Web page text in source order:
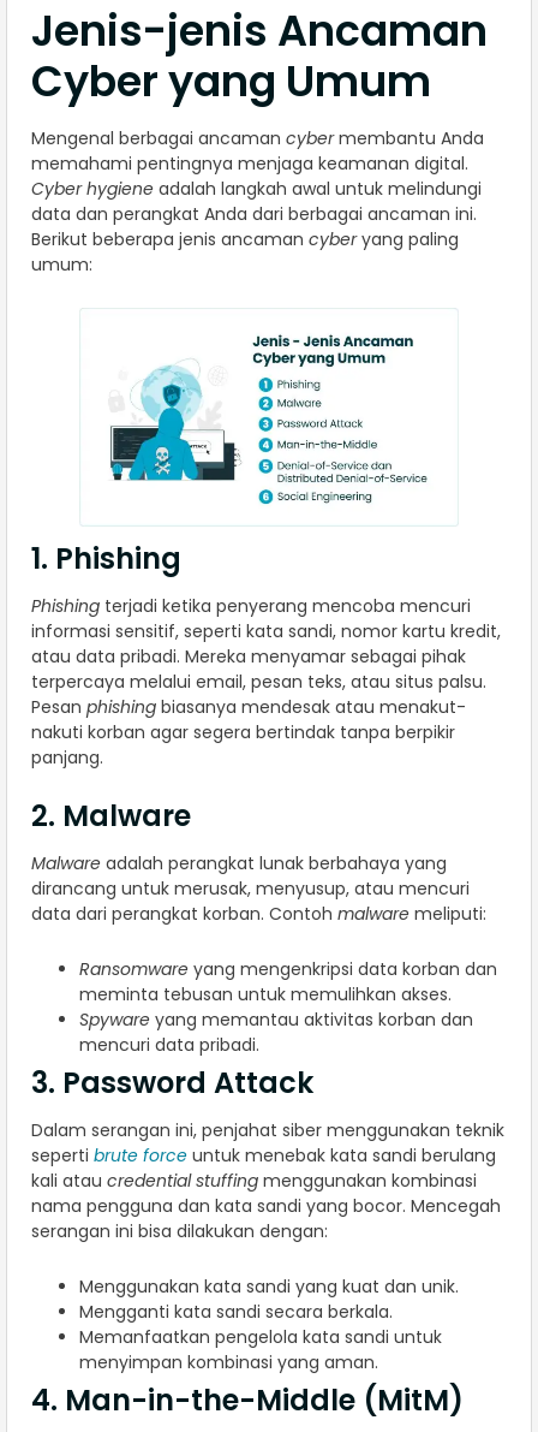
Jenis-jenis Ancaman
Cyber yang Umum
Mengenal berbagai ancaman cybermembantu Anda
memahami pentingnya menjaga keamanan digital.
Cyber hygiene adalah langkah awal untuk melindungi
data dan perangkat Anda dari berbagai ancaman ini.
Berikut beberapa jenis ancaman cyberyang paling
umum:
1. Phishing
Phishing terjadi ketika penyerang mencoba mencuri
informasi sensitif, seperti kata sandi, nomor kartu kredit,
atau data pribadi. Mereka menyamar sebagai pihak
terpercaya melalui email, pesan teks, atau situs palsu.
Pesan phishing biasanya mendesak atau menakut-
nakuti korban agar segera bertindak tanpa berpikir
panjang.
2. Malware
Malware adalah perangkat lunak berbahaya yang
dirancang untuk merusak, menyusup, atau mencuri
data dari perangkat korban. Contoh malware meliputi:
Ransomware yang mengenkripsi data korban dan
meminta tebusan untuk memulihkan akses.
Spyware yang memantau aktivitas korban dan
mencuri data pribadi.
3. Password Attack
Dalam serangan ini, penjahat siber menggunakan teknik
seperti brute force untuk menebak kata sandi berulang
kali atau credential stuffing menggunakan kombinasi
nama pengguna dan kata sandi yang bocor. Mencegah
serangan ini bisa dilakukan dengan:
Menggunakan kata sandi yang kuat dan unik.
Mengganti kata sandi secara berkala.
Memanfaatkan pengelola kata sandi untuk
menyimpan kombinasi yang aman.
4. Man-in-the-Middle (MitM)